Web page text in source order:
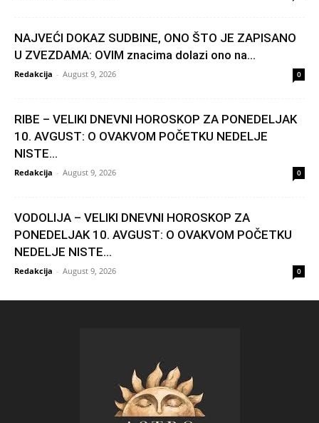
NAJVEĆI DOKAZ SUDBINE, ONO ŠTO JE ZAPISANO
U ZVEZDAMA: OVIM znacima dolazi ono na...
Redakcija - August 9, 2026 0
RIBE – VELIKI DNEVNI HOROSKOP ZA PONEDELJAK
10. AVGUST: O OVAKVOM POČETKU NEDELJE
NISTE...
Redakcija - August 9, 2026 0
VODOLIJA – VELIKI DNEVNI HOROSKOP ZA
PONEDELJAK 10. AVGUST: O OVAKVOM POČETKU
NEDELJE NISTE...
Redakcija - August 9, 2026 0